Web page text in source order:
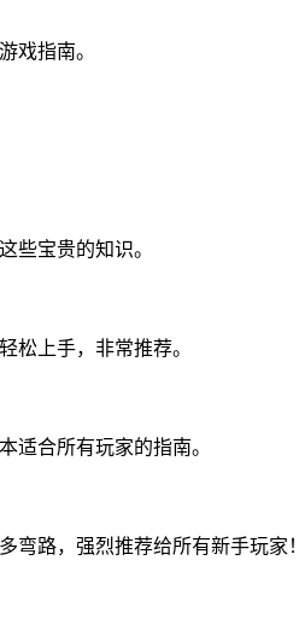
戏指南。
些宝贵的知识。
松上手，非常推荐。
适合所有玩家的指南。
弯路，强烈推荐给所有新手玩家！